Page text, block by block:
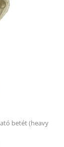
betét (heavy